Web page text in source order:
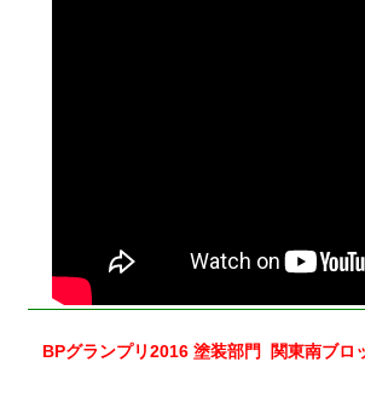
BPグランプリ2016 塗装部門 関東南ブロ